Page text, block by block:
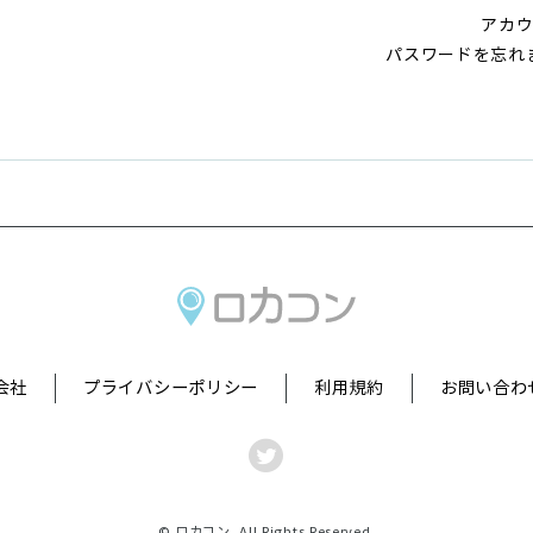
アカ
パスワードを忘れ
社 プライバシーポリシー 利用規約 お問い合わ